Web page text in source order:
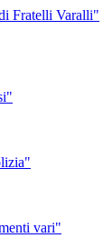
Fratelli Varalli"
vari"